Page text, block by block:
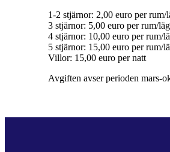
1-2 stjärnor: 2,00 euro per rum/
3 stjärnor: 5,00 euro per rum/
4 stjärnor: 10,00 euro per rum/
5 stjärnor: 15,00 euro per rum/
Villor: 15,00 euro per natt
Avgiften avser perioden mars-